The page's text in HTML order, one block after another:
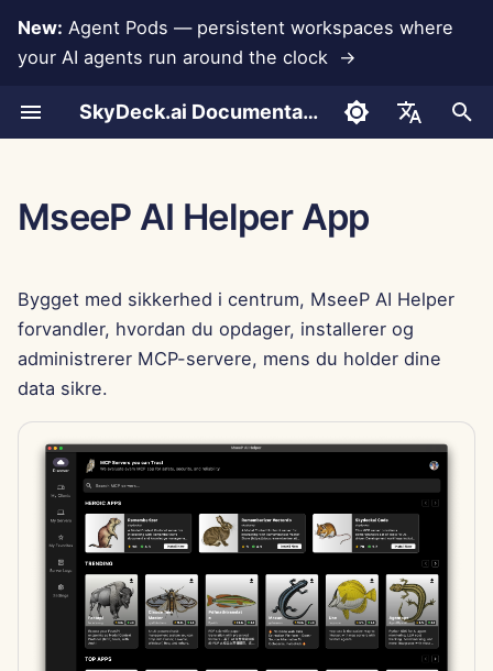
New: Agent Pods — persistent workspaces where
your AI agents run around the clock →
SkyDeck.ai Documentation
العربية
Español
Français
日本語
한국어
Português
Tiếng Việt
简体中文
繁體中文
S
t
t
ø
n
i
Dokumentupload
Slack Synkronisering
Offentlige Snapshot
Web Browsing
Pods
Værktøjer
SQL Assistent
Lær Mig Alt
Billedgenerator
Datasikkerhed
Operate an Agent Together
Whole Team
Opsætningsguide Opsæt Integrationer
Organiser Teams
Kurater Værktøjer
Administrer Medlemmer
Køb Kredit
Modelbrugspriser
Hvad gør MseeP AI
speciel?
Hurtigstartguide
Fejlfinding
Ofte Stillede Spørgsmål
Database Integration
Groq Integration
HuggingFace Integration
Mistral Integration
OpenAI Integration
Perplexity Integration
Together AI Integration
Vertex AI Integration
App Integrationer Slack Integration
JSON Format for LLM
Værktøjer
Generator
JSON Format for Smarte
Privatlivspolitik
Jan 23rd, 2026
Jan 9th, 2026
Jan 2nd, 2026
Dec 26th, 2025
Dec 19th, 2025
Dec 12th, 2025
Dec 5th, 2025
Nov 28th, 2025
Bug Bounty Program
SkyDeck.ai LLM Klar
Dokumentation
MseeP AI Helper App
Bygget med sikkerhed i centrum, MseeP AI Helper
forvandler, hvordan du opdager, installerer og
administrerer MCP-servere, mens du holder dine
data sikre.